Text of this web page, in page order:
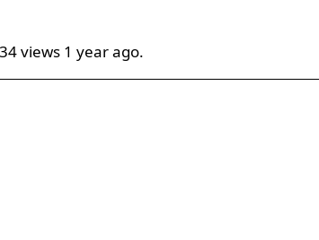
views 1 year ago.